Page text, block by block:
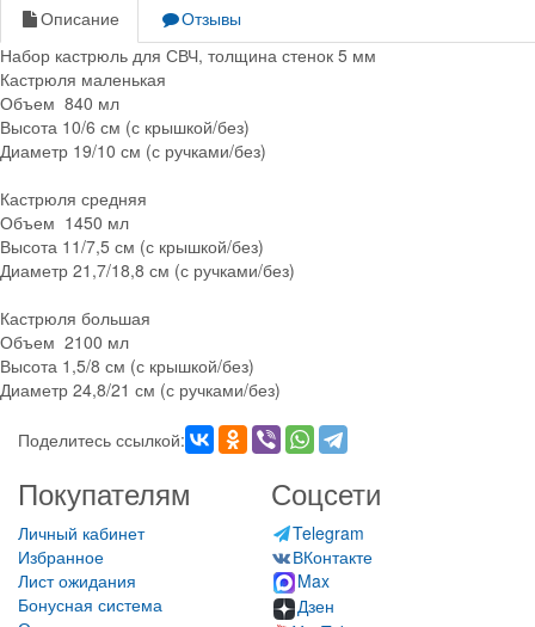
Описание
Отзывы
Набор кастрюль для СВЧ, толщина стенок 5 мм
Кастрюля маленькая
Объем 840 мл
Высота 10/6 см (с крышкой/без)
Диаметр 19/10 см (с ручками/без)
Кастрюля средняя
Объем 1450 мл
Высота 11/7,5 см (с крышкой/без)
Диаметр 21,7/18,8 см (с ручками/без)
Кастрюля большая
Объем 2100 мл
Высота 1,5/8 см (с крышкой/без)
Диаметр 24,8/21 см (с ручками/без)
Поделитесь ссылкой:
Покупателям
Личный кабинет
Избранное
Лист ожидания
Бонусная система
Соцсети
Telegram
ВКонтакте
Max
Дзен